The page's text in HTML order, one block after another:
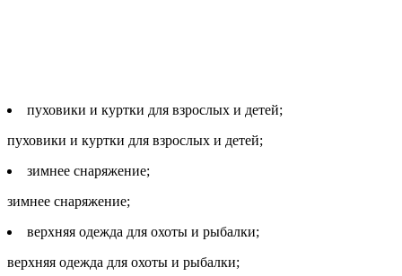
пуховики и куртки для взрослых и детей;
пуховики и куртки для взрослых и детей;
зимнее снаряжение;
зимнее снаряжение;
верхняя одежда для охоты и рыбалки;
верхняя одежда для охоты и рыбалки;